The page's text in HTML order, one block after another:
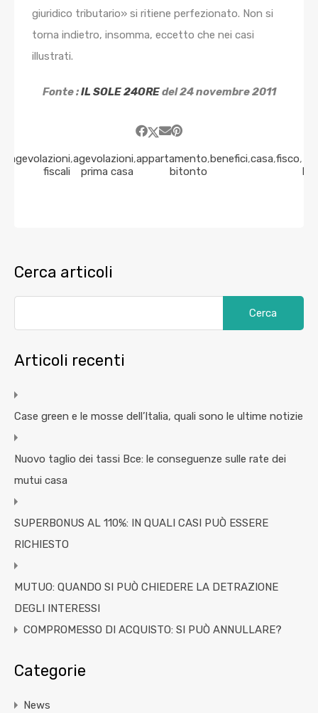
giuridico tributario» si ritiene perfezionato. Non si
torna indietro, insomma, eccetto che nei casi
illustrati.
Fonte :IL SOLE 24OREdel 24 novembre 2011
agevolazioni
fiscali
,agevolazioni
prima casa
,appartamento
bitonto
,benefici,casa,fisco,
Cerca articoli
Articoli recenti
Case green e le mosse dell’Italia, quali sono le ultime notizie
Nuovo taglio dei tassi Bce: le conseguenze sulle rate dei
mutui casa
SUPERBONUS AL 110%: IN QUALI CASI PUÒ ESSERE
RICHIESTO
MUTUO: QUANDO SI PUÒ CHIEDERE LA DETRAZIONE
DEGLI INTERESSI
COMPROMESSO DI ACQUISTO: SI PUÒ ANNULLARE?
Categorie
News